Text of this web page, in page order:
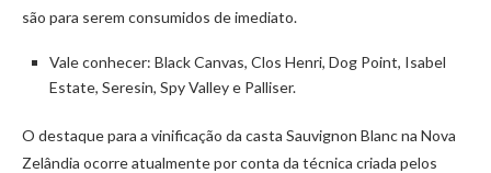
são para serem consumidos de imediato.
Vale conhecer: Black Canvas, Clos Henri, Dog Point, Isabel
Estate, Seresin, Spy Valley e Palliser.
O destaque para a vinificação da casta Sauvignon Blanc na Nova
Zelândia ocorre atualmente por conta da técnica criada pelos